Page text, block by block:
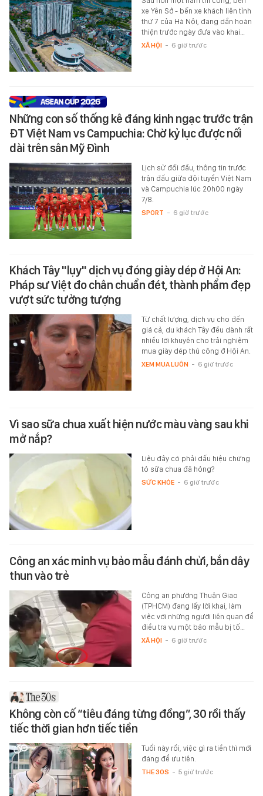
xe Yên Sở - bến xe khách liên tỉnh
thứ 7 của Hà Nội, đang dần hoàn
thiện trước ngày đưa vào khai…
XÃ HỘI - 6 giờ trước
Những con số thống kê đáng kinh ngạc trước trận
ĐT Việt Nam vs Campuchia: Chờ kỷ lục được nối
dài trên sân Mỹ Đình
Lịch sử đối đầu, thông tin trước
trận đấu giữa đội tuyển Việt Nam
và Campuchia lúc 20h00 ngày
7/8.
SPORT - 6 giờ trước
Khách Tây "lụy" dịch vụ đóng giày dép ở Hội An:
Pháp sư Việt đo chân chuẩn đét, thành phẩm đẹp
vượt sức tưởng tượng
Từ chất lượng, dịch vụ cho đến
giá cả, du khách Tây đều dành rất
nhiều lời khuyên cho trải nghiệm
mua giày dép thủ công ở Hội An.
XEM MUA LUÔN - 6 giờ trước
Vì sao sữa chua xuất hiện nước màu vàng sau khi
mở nắp?
Liệu đây có phải dấu hiệu chứng
tỏ sữa chua đã hỏng?
SỨC KHỎE - 6 giờ trước
Công an xác minh vụ bảo mẫu đánh chửi, bắn dây
thun vào trẻ
Công an phường Thuận Giao
(TPHCM) đang lấy lời khai, làm
việc với những người liên quan để
điều tra vụ một bảo mẫu bị tố…
XÃ HỘI - 6 giờ trước
Không còn cố “tiêu đáng từng đồng”, 30 rồi thấy
tiếc thời gian hơn tiếc tiền
Tuổi này rồi, việc gì ra tiền thì mới
đáng để ưu tiên.
THE 30S - 5 giờ trước